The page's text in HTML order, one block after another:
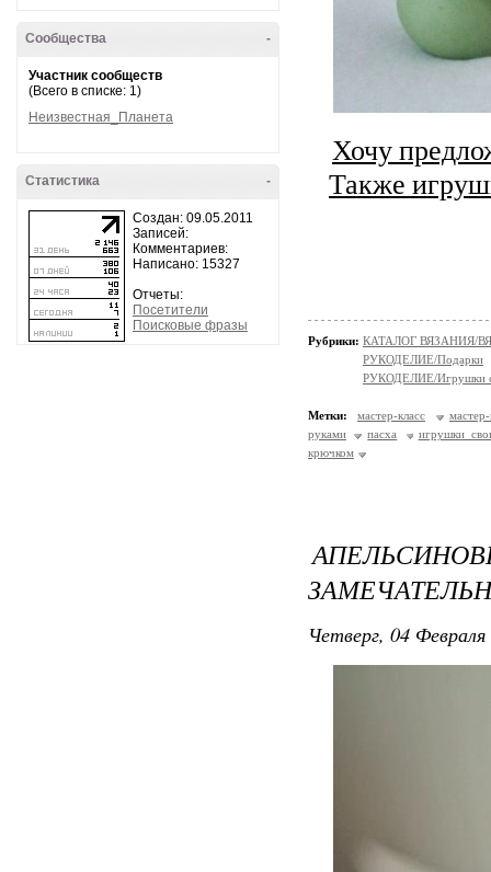
-
Сообщества
Участник сообществ
(Всего в списке: 1)
Неизвестная_Планета
-
Статистика
Создан: 09.05.2011
Записей:
Комментариев:
Написано: 15327
Отчеты:
Посетители
Поисковые фразы
Хочу
Также
Рубрики: КАТАЛОГ ВЯЗАНИЯ/
РУКОДЕЛИЕ/Подарки
РУКОДЕЛИЕ/Игрушки
Метки: мастер-класс
руками
пасха
игрушки
крючком
Четверг, 04